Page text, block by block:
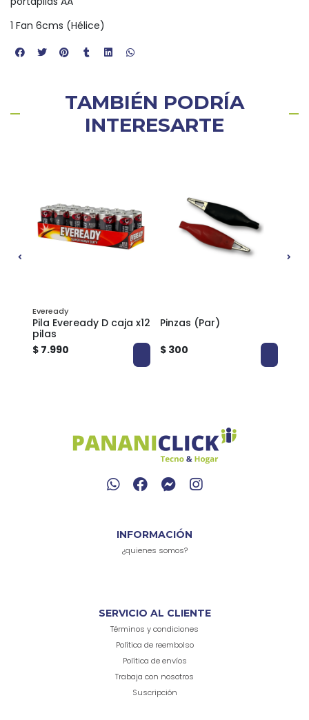
1 Fan 6cms (Hélice)
TAMBIÉN PODRÍA
INTERESARTE
Eveready
Pila Eveready D caja x12
pilas
$ 7.990
Pinzas (Par)
$ 300
INFORMACIÓN
¿quienes somos?
SERVICIO AL CLIENTE
Términos y condiciones
Política de reembolso
Política de envíos
Trabaja con nosotros
Suscripción